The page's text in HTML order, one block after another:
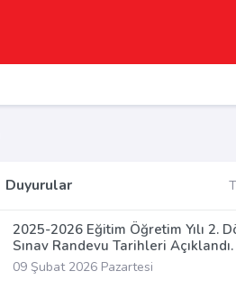
Duyurular
2025-2026 Eğitim Öğretim Yılı 2.
Sınav Randevu Tarihleri Açıklandı.
09 Şubat 2026 Pazartesi